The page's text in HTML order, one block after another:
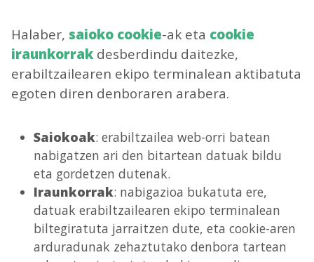
Halaber, saioko cookie-ak eta cookie
iraunkorrak desberdindu daitezke,
erabiltzailearen ekipo terminalean aktibatuta
egoten diren denboraren arabera.
Saiokoak: erabiltzailea web-orri batean
nabigatzen ari den bitartean datuak bildu
eta gordetzen dutenak.
Iraunkorrak: nabigazioa bukatuta ere,
datuak erabiltzailearen ekipo terminalean
biltegiratuta jarraitzen dute, eta cookie-aren
arduradunak zehaztutako denbora tartean